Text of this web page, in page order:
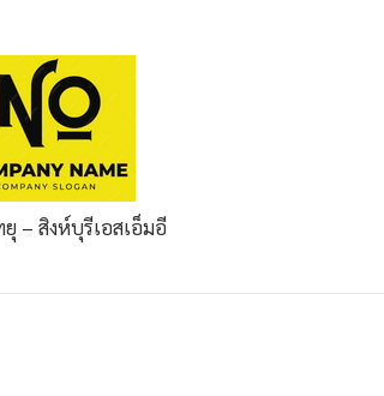
– สิงห์บุรีเอสเอ็มอี